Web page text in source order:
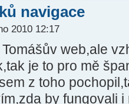
navigace
2010 12:17
web,ale
je to pro mě
z toho
by fungovali